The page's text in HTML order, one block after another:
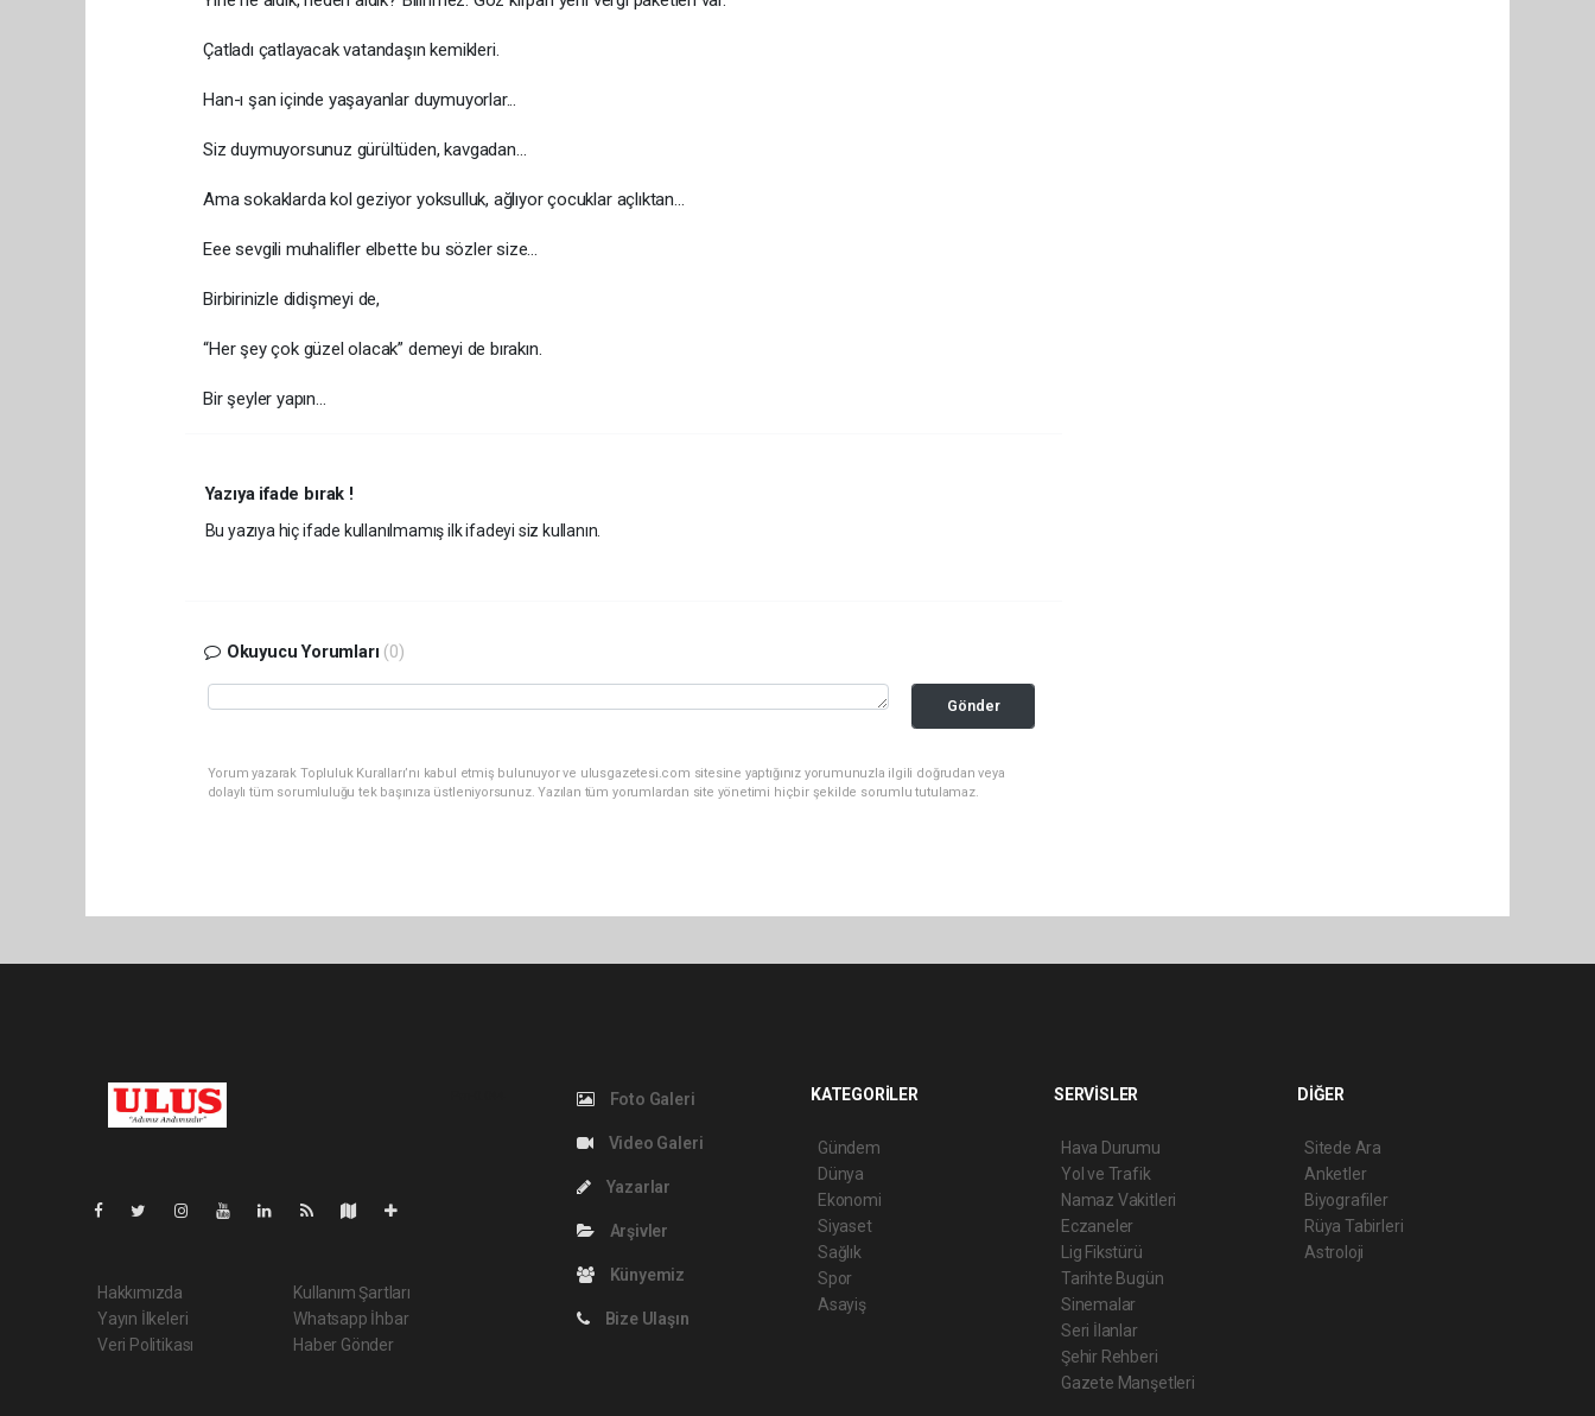
Çatladı çatlayacak vatandaşın kemikleri.
Han-ı şan içinde yaşayanlar duymuyorlar...
Siz duymuyorsunuz gürültüden, kavgadan…
Ama sokaklarda kol geziyor yoksulluk, ağlıyor çocuklar açlıktan...
Eee sevgili muhalifler elbette bu sözler size…
Birbirinizle didişmeyi de,
“Her şey çok güzel olacak” demeyi de bırakın.
Bir şeyler yapın…
Yazıya ifade bırak !
Bu yazıya hiç ifade kullanılmamış ilk ifadeyi siz kullanın.
Okuyucu Yorumları (0)
Gönder
Yorum yazarak Topluluk Kuralları’nı kabul etmiş bulunuyor ve ulusgazetesi.com sitesine yaptığınız yorumunuzla ilgili doğrudan veya
dolaylı tüm sorumluluğu tek başınıza üstleniyorsunuz. Yazılan tüm yorumlardan site yönetimi hiçbir şekilde sorumlu tutulamaz.
Hakkımızda
Yayın İlkeleri
Veri Politikası
Kullanım Şartları
Whatsapp İhbar
Haber Gönder
Foto Galeri
Video Galeri
Yazarlar
Arşivler
Künyemiz
Bize Ulaşın
KATEGORİLER
Gündem
Dünya
Ekonomi
Siyaset
Sağlık
Spor
Asayiş
SERVİSLER
Hava Durumu
Yol ve Trafik
Namaz Vakitleri
Eczaneler
Lig Fikstürü
Tarihte Bugün
Sinemalar
Seri İlanlar
Şehir Rehberi
Gazete Manşetleri
DİĞER
Sitede Ara
Anketler
Biyografiler
Rüya Tabirleri
Astroloji